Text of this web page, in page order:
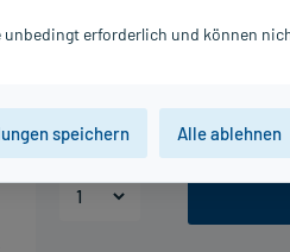
7,99 € UVP 12,48 €
erforderlich und können
speichern Alle ablehnen